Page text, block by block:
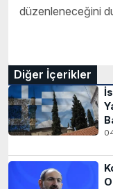
düzenleneceğini
Diğer İçerikler